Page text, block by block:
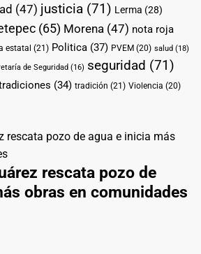
(47) justicia (71) Lerma (28)
(65) Morena (47) nota roja
estatal (21) Politica (37) PVEM (20) salud (18)
de Seguridad (16) seguridad (71)
(34) tradición (21) Violencia (20)
rescata pozo de
obras en comunidades